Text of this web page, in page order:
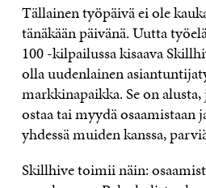
Tällainen työpäivä ei ole
tänäkään päivänä. Uutta
100 -kilpailussa kisaava
olla uudenlainen
markkinapaikka. Se on
ostaa tai myydä osaamistaan
yhdessä muiden kanssa,
Skillhive toimii näin: